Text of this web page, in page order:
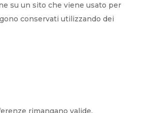
su un sito che viene usato per
conservati utilizzando dei
rimangano valide.